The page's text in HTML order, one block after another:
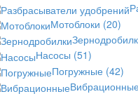
Мотоблоки (20)
Насосы (51)
Погружные (42)
Вибрационные